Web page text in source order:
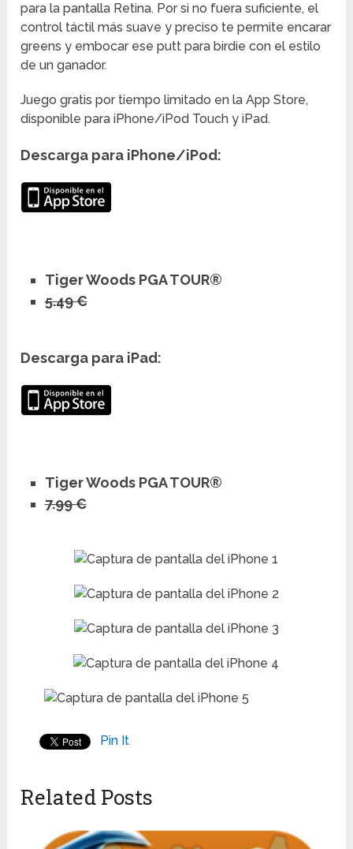
para la pantalla Retina. Por si no fuera suficiente, el
control táctil más suave y preciso te permite encarar
greens y embocar ese putt para birdie con el estilo
de un ganador.
Juego gratis por tiempo limitado en la App Store,
disponible para iPhone/iPod Touch y iPad.
Descarga para iPhone/iPod:
Tiger Woods PGA TOUR®
5.49 €
Descarga para iPad:
Tiger Woods PGA TOUR®
7.99 €
Pin It
Related Posts